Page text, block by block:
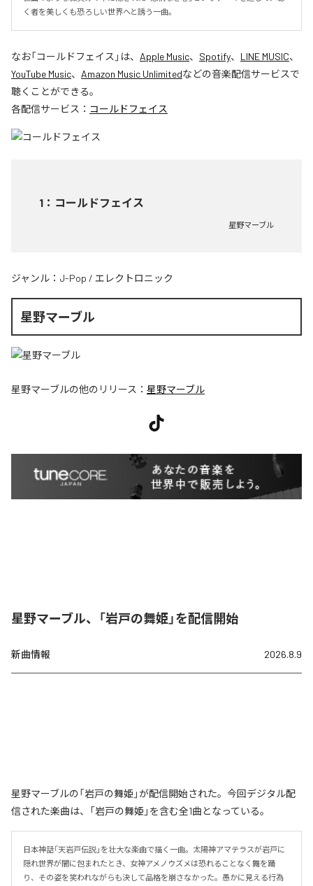
く者を美しくも恐ろしい世界へと誘う一曲。
なお「コールドフェイス 」は、 Apple Music、 Spotify、 LINE MUSIC、
YouTube Music、 Amazon Music Unlimitedなどの音楽配信サービスで
聴くことができる。
各配信サービス： コールドフェイス
1 ： コールドフェイス
星野マーブル
ジャンル： J-Pop / エレクトロニック
星野マーブル
星野マーブルの他のリリース： 星野マーブル
星野マーブル、「岩戸の舞姫」を配信開始
新曲情報 2026.8.9
星野マーブルの「岩戸の舞姫」が配信開始された。今回デジタル配
信された楽曲は、「岩戸の舞姫」を含む全1曲となっている。
日本神話「天岩戸伝説」を壮大な楽曲で描く一曲。太陽神アマテラスが岩戸に
隠れ世界が闇に包まれたとき、女神アメノウズメは恐れることなく舞を踊
り、その姿を笑われながらも決して品格を崩さなかった。愚かに見える行為